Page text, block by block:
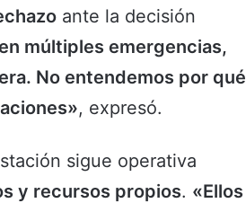
ante la decisión
múltiples emergencias,
No entendemos por qué
, expresó.
sigue operativa
y recursos propios. «Ellos